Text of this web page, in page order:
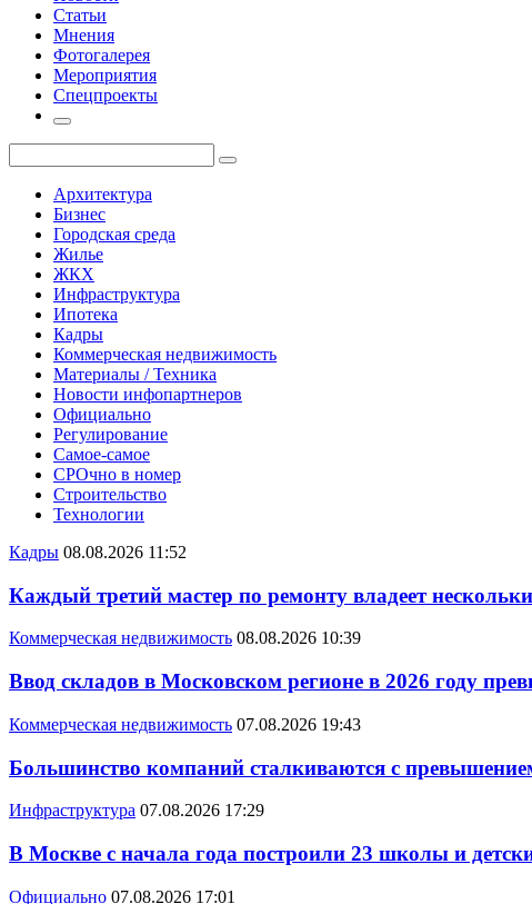
Статьи
Мнения
Фотогалерея
Мероприятия
Спецпроекты
Архитектура
Бизнес
Городская среда
Жилье
ЖКХ
Инфраструктура
Ипотека
Кадры
Коммерческая недвижимость
Материалы / Техника
Новости инфопартнеров
Официально
Регулирование
Самое-самое
СРОчно в номер
Строительство
Технологии
Кадры 08.08.2026 11:52
Каждый третий мастер по ремонту владеет
Коммерческая недвижимость 08.08.2026 10:39
Ввод складов в Московском регионе в 2026 году
Коммерческая недвижимость 07.08.2026 19:43
Большинство компаний сталкиваются с
Инфраструктура 07.08.2026 17:29
В Москве с начала года построили 23 школы и
Официально 07.08.2026 17:01